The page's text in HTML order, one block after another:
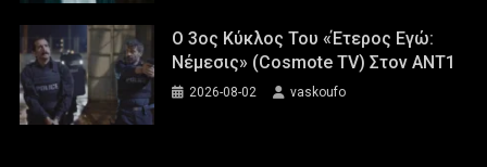
Ο 3ος Κύκλος Του «Έτερος Εγώ:
Νέμεσις» (Cosmote TV) Στον ΑΝΤ1
2026-08-02 vaskoufo